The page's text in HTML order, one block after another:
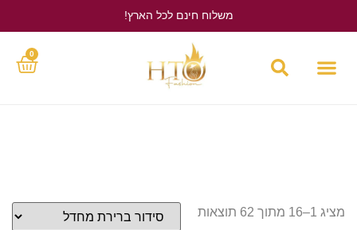
משלוח חינם לכל הארץ!
0
מציג 1–16 מתוך 62 תוצאות